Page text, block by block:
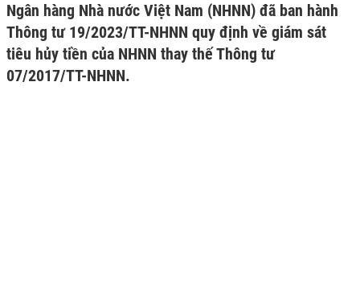
Ngân hàng Nhà nước Việt Nam (NHNN) đã ban hành
Thông tư 19/2023/TT-NHNN quy định về giám sát
tiêu hủy tiền của NHNN thay thế Thông tư
07/2017/TT-NHNN.